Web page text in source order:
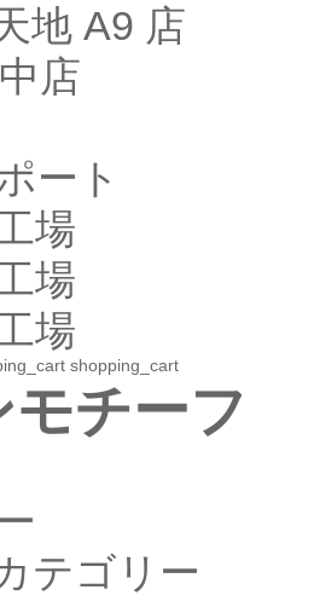
地 A9 店
店
ート
場
場
場
shopping_cart
チーフ
テゴリー